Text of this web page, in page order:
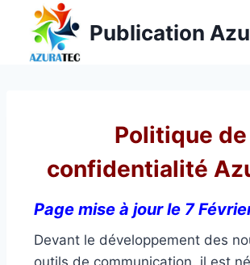
Publication
Politique de
confidentialité
Page mise à jour le 7
Devant le développement des
outils de communication, il est